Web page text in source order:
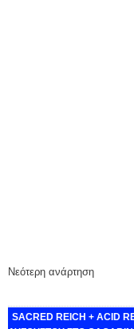
Νεότερη ανάρτηση
SACRED REICH + ACID